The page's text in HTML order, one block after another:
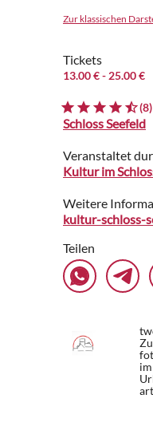
Zur klassischen
Tickets
13.00 €- 25.00 €
(8)
Schloss Seefeld
Veranstaltet
Kultur im
Weitere
Teilen